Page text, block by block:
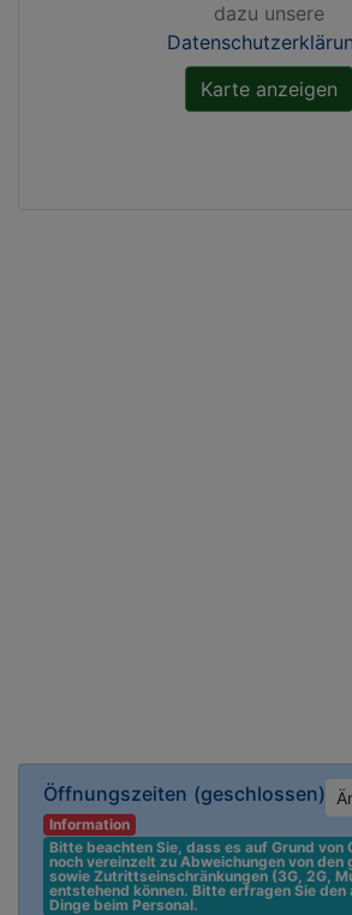
Öffnungszeiten (geschlossen)
Information
Bitte beachten Sie, dass es auf Grund von
noch vereinzelt zu Abweichungen von den
sowie Zutrittseinschränkungen (3G, 2G,
entstehend können. Bitte erfragen Sie den
Dinge beim Personal.
dazu unsere